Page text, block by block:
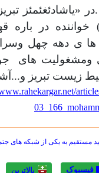
«یاشادئغئمئز
خواننده در باره
ها ی دهه چهل
ومشغولیت های
زیست تبریز
مستقیم به یکی از شبکه های
فیسبوک بالاترين